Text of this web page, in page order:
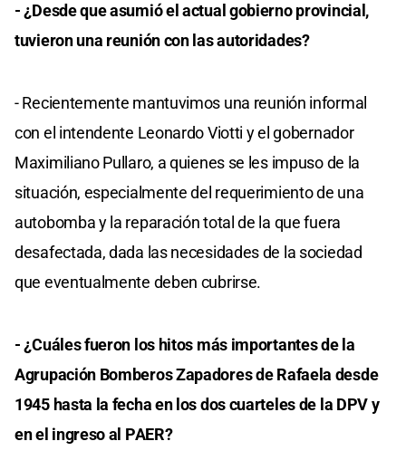
- ¿Desde que asumió el actual gobierno provincial,
tuvieron una reunión con las autoridades?
- Recientemente mantuvimos una reunión informal
con el intendente Leonardo Viotti y el gobernador
Maximiliano Pullaro, a quienes se les impuso de la
situación, especialmente del requerimiento de una
autobomba y la reparación total de la que fuera
desafectada, dada las necesidades de la sociedad
que eventualmente deben cubrirse.
- ¿Cuáles fueron los hitos más importantes de la
Agrupación Bomberos Zapadores de Rafaela desde
1945 hasta la fecha en los dos cuarteles de la DPV y
en el ingreso al PAER?